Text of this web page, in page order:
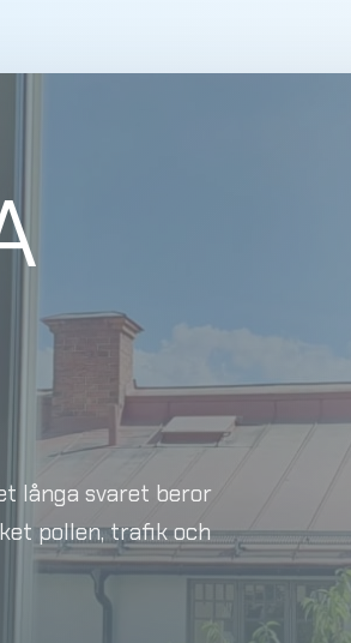
långa svaret beror
pollen, trafik och